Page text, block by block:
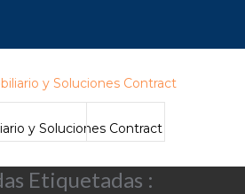
y Soluciones Contract
Etiquetadas :